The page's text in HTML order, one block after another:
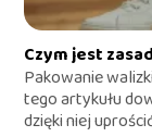
Czym jest
Pakowanie
tego artykułu
dzięki niej